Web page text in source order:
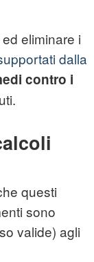
eliminare i
dalla
contro i
questi
sono
valide) agli